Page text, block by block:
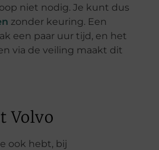
niet nodig. Je kunt dus
zonder keuring. Een
een paar uur tijd, en het
via de veiling maakt dit
Volvo
ook hebt, bij